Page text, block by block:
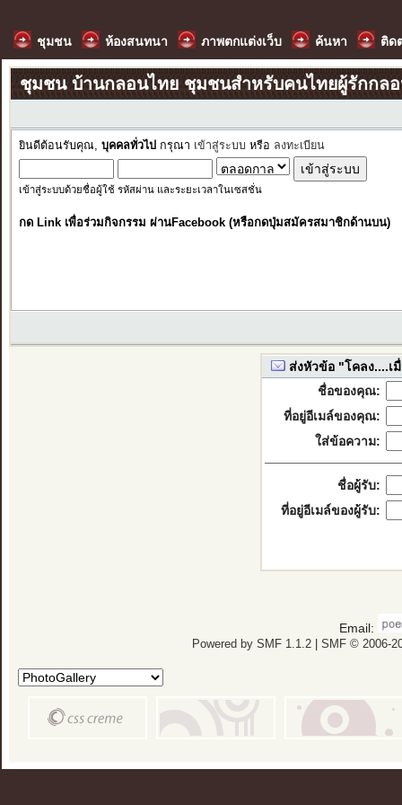
ชุมชน ห้องสนทนา ภาพตกแต่งเว็บ ค้นหา ติด
ชุมชน บ้านกลอนไทย ชุมชนสำหรับคนไทยผู้รักกล
ยินดีต้อนรับคุณ, บุคคลทั่วไป กรุณา เข้าสู่ระบบ หรือ ลงทะเบียน
เข้าสู่ระบบด้วยชื่อผู้ใช้ รหัสผ่าน และระยะเวลาในเซสชั่น
กด Link เพื่อร่วมกิจกรรม ผ่านFacebook (หรือกดปุ่มสมัครสมาชิกด้านบน)
ส่งหัวข้อ "โคลง....เ
ชื่อของคุณ:
ที่อยู่อีเมล์ของคุณ:
ใส่ข้อความ:
ชื่อผู้รับ:
ที่อยู่อีเมล์ของผู้รับ:
Email:
Powered by SMF 1.1.2| SMF © 2006-